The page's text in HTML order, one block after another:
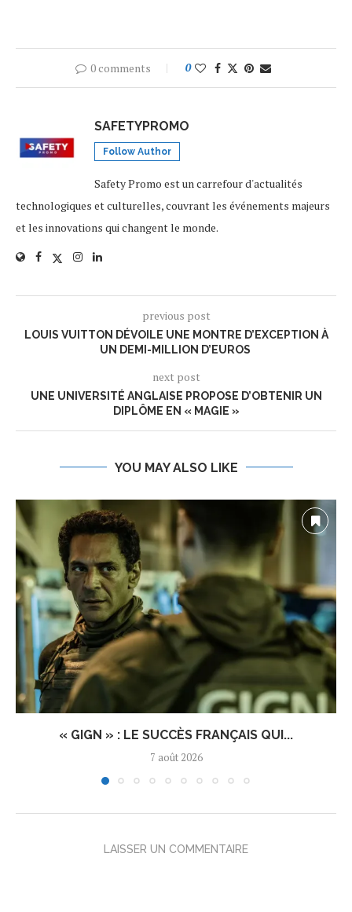
0 comments 0
SAFETYPROMO
Follow Author
Safety Promo est un carrefour d'actualités
technologiques et culturelles, couvrant les événements majeurs
et les innovations qui changent le monde.
previous post
LOUIS VUITTON DÉVOILE UNE MONTRE D’EXCEPTION À
UN DEMI-MILLION D’EUROS
next post
UNE UNIVERSITÉ ANGLAISE PROPOSE D’OBTENIR UN
DIPLÔME EN « MAGIE »
YOU MAY ALSO LIKE
« GIGN » : LE SUCCÈS FRANÇAIS QUI...
7 août 2026
LAISSER UN COMMENTAIRE